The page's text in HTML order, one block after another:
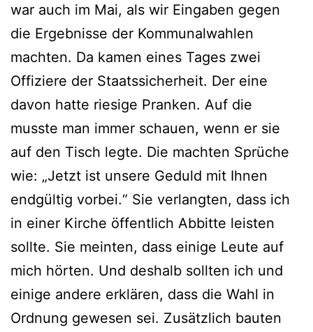
war auch im Mai, als wir Eingaben gegen
die Ergebnisse der Kommunalwahlen
machten. Da kamen eines Tages zwei
Offiziere der Staatssicherheit. Der eine
davon hatte riesige Pranken. Auf die
musste man immer schauen, wenn er sie
auf den Tisch legte. Die machten Sprüche
wie: „Jetzt ist unsere Geduld mit Ihnen
endgültig vorbei.“ Sie verlangten, dass ich
in einer Kirche öffentlich Abbitte leisten
sollte. Sie meinten, dass einige Leute auf
mich hörten. Und deshalb sollten ich und
einige andere erklären, dass die Wahl in
Ordnung gewesen sei. Zusätzlich bauten